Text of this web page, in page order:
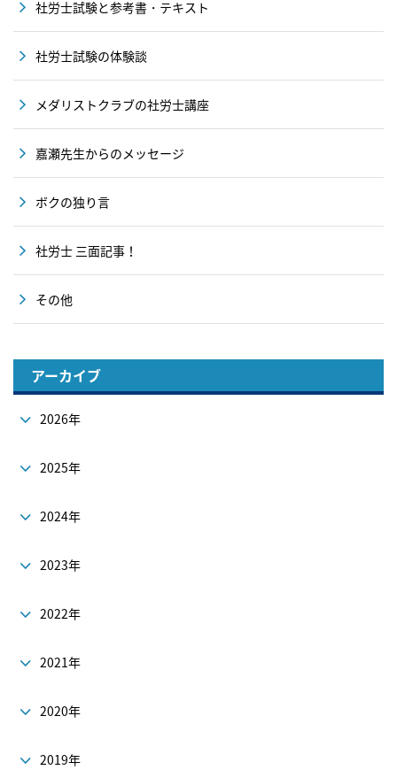
社労士試験と参考書・テキスト
社労士試験の体験談
メダリストクラブの社労士講座
嘉瀬先生からのメッセージ
ボクの独り言
社労士 三面記事！
その他
アーカイブ
2026年
2025年
2024年
2023年
2022年
2021年
2020年
2019年